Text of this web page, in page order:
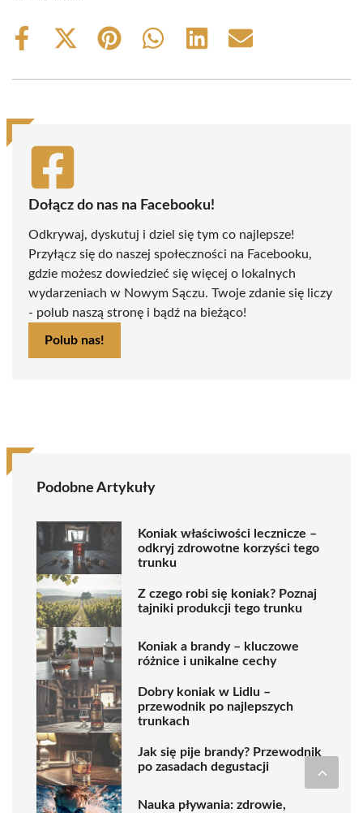
Share
Share
(Twitter)
Share
Share
Share
Share
Dołącz do nas na Facebooku!
Odkrywaj, dyskutuj i dziel się tym co najlepsze!
Przyłącz się do naszej społeczności na Facebooku,
gdzie możesz dowiedzieć się więcej o lokalnych
wydarzeniach w Nowym Sączu. Twoje zdanie się liczy
- polub naszą stronę i bądź na bieżąco!
Polub nas!
Podobne Artykuły
Koniak właściwości lecznicze –
odkryj zdrowotne korzyści tego
trunku
Z czego robi się koniak? Poznaj
tajniki produkcji tego trunku
Koniak a brandy – kluczowe
różnice i unikalne cechy
Dobry koniak w Lidlu –
przewodnik po najlepszych
trunkach
Jak się pije brandy? Przewodnik
po zasadach degustacji
Nauka pływania: zdrowie,